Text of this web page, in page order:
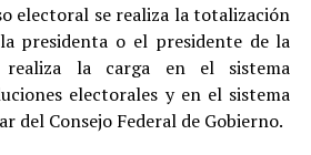
electoral se realiza la totalización
presidenta o el presidente de la
realiza la carga en el sistema
electorales y en el sistema
del Consejo Federal de Gobierno.